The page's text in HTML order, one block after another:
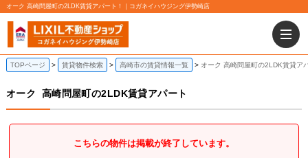
オーク 高崎問屋町の2LDK賃貸アパート！｜コガネイハウジング伊勢崎店
TOPページ 賃貸物件検索 高崎市の賃貸情報一覧 オーク 高崎問屋町の2LDK賃貸ア
オーク 高崎問屋町の2LDK賃貸アパート
こちらの物件は掲載が終了しています。